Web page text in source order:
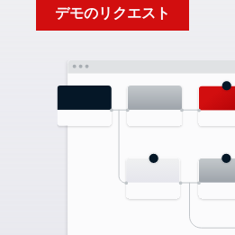
デモのリクエスト